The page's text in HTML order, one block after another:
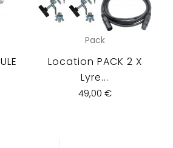
Pack
Location PACK 2 X
Lyre...
49,00 €